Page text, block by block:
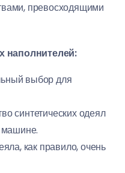
превосходящими
наполнителей:
выбор для
синтетических одеял
машине.
как правило, очень